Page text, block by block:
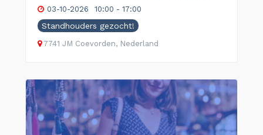
03-10-2026 10:00 - 17:00
Standhouders gezocht!
7741 JM Coevorden, Nederland